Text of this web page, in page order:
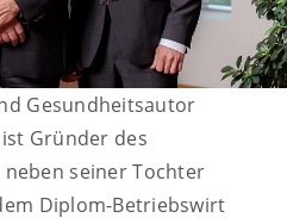
Gesundheitsautor
Gründer des
seiner Tochter
Diplom-Betriebswirt